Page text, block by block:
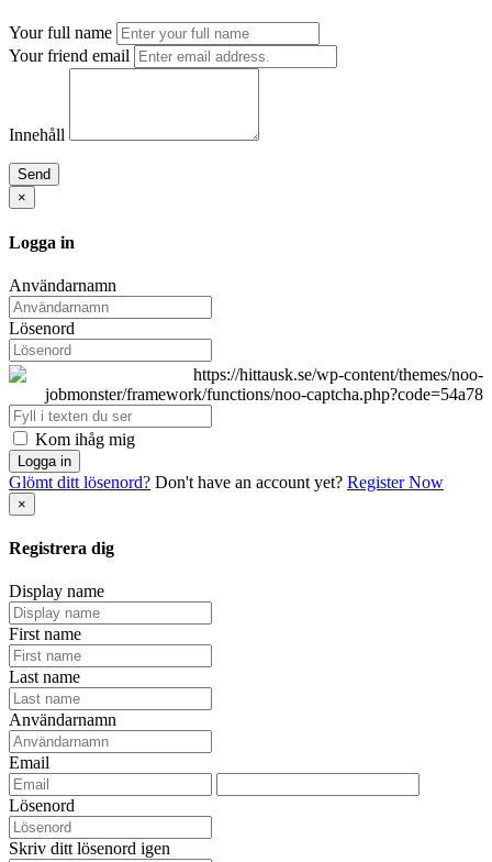
Your full name
Your friend email
Innehåll
Send
×
Logga in
Användarnamn
Lösenord
Kom ihåg mig
Logga in
Glömt ditt lösenord? Don't have an account yet? Register Now
×
Registrera dig
Display name
First name
Last name
Användarnamn
Email
Lösenord
Skriv ditt lösenord igen